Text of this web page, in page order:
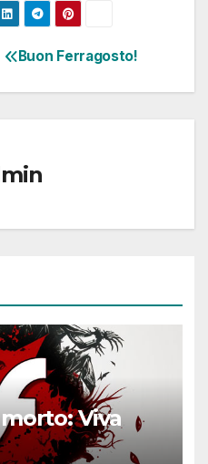
Buon Ferragosto!
Viva